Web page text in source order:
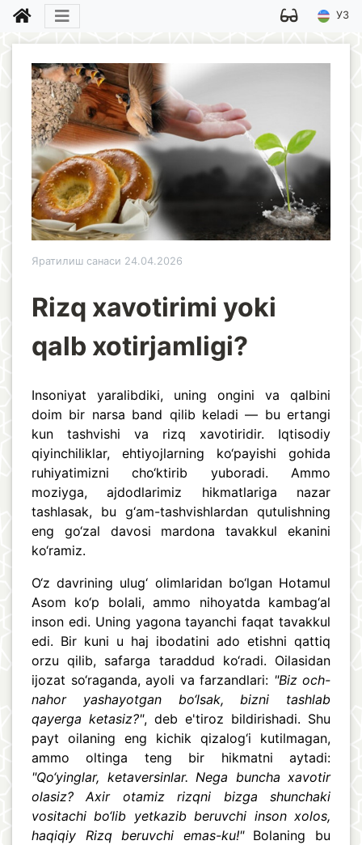
УЗ
Яратилиш санаси 24.04.2026
Rizq xavotirimi yoki
qalb xotirjamligi?
Insoniyat yaralibdiki, uning ongini va qalbini
doim bir narsa band qilib keladi — bu ertangi
kun tashvishi va rizq xavotiridir. Iqtisodiy
qiyinchiliklar, ehtiyojlarning ko‘payishi gohida
ruhiyatimizni cho‘ktirib yuboradi. Ammo
moziyga, ajdodlarimiz hikmatlariga nazar
tashlasak, bu g‘am-tashvishlardan qutulishning
eng go‘zal davosi mardona tavakkul ekanini
ko‘ramiz.
O‘z davrining ulug‘ olimlaridan bo‘lgan Hotamul
Asom ko‘p bolali, ammo nihoyatda kambag‘al
inson edi. Uning yagona tayanchi faqat tavakkul
edi. Bir kuni u haj ibodatini ado etishni qattiq
orzu qilib, safarga taraddud ko‘radi. Oilasidan
ijozat so‘raganda, ayoli va farzandlari: "Biz och-
nahor yashayotgan bo‘lsak, bizni tashlab
qayerga ketasiz?", deb e'tiroz bildirishadi. Shu
payt oilaning eng kichik qizalog‘i kutilmagan,
ammo oltinga teng bir hikmatni aytadi:
"Qo‘yinglar, ketaversinlar. Nega buncha xavotir
olasiz? Axir otamiz rizqni bizga shunchaki
vositachi bo‘lib yetkazib beruvchi inson xolos,
haqiqiy Rizq beruvchi emas-ku!"Bolaning bu